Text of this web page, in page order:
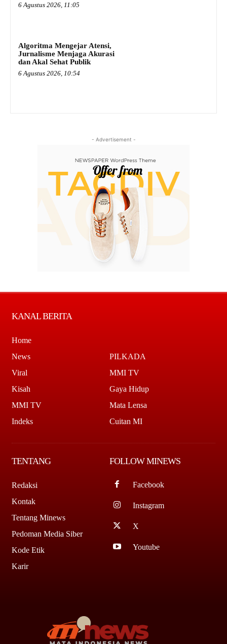
6 Agustus 2026, 11:05
Algoritma Mengejar Atensi,
Jurnalisme Menjaga Akurasi
dan Akal Sehat Publik
6 Agustus 2026, 10:54
- Advertisement -
KANAL BERITA
Home
News
Viral
Kisah
MMI TV
Indeks
PILKADA
MMI TV
Gaya Hidup
Mata Lensa
Cuitan MI
TENTANG
Redaksi
Kontak
Tentang Minews
Pedoman Media Siber
Kode Etik
Karir
FOLLOW MINEWS
Facebook
Instagram
X
Youtube